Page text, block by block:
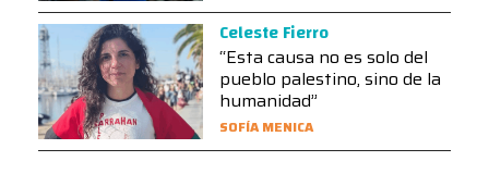
Celeste Fierro
“Esta causa no es solo del
pueblo palestino, sino de la
humanidad”
SOFÍA MENICA